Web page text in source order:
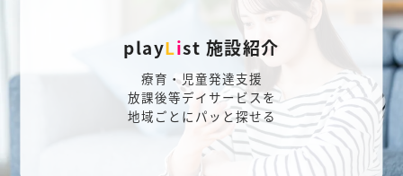
playList 施設紹介
療育・児童発達支援
放課後等デイサービスを
地域ごとにパッと探せる